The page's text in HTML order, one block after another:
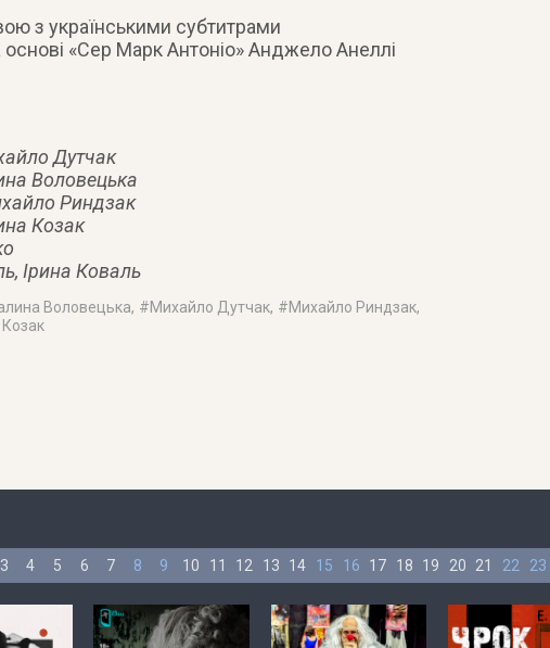
з українськими субтитрами
«Сер Марк Антоніо» Анджело Анеллі
Дутчак
Воловецька
Риндзак
Козак
Ірина Коваль
Воловецька, #Михайло Дутчак, #Михайло Риндзак,
3 4 5 6 7 8 9 10 11 12 13 14 15 16 17 18 19 20 21 22 23